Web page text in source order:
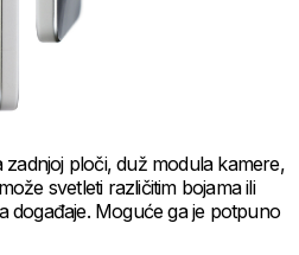
zadnjoj ploči, duž modula kamere,
svetleti različitim bojama ili
događaje. Moguće ga je potpuno